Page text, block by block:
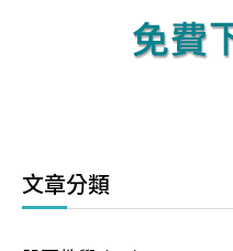
文章分類